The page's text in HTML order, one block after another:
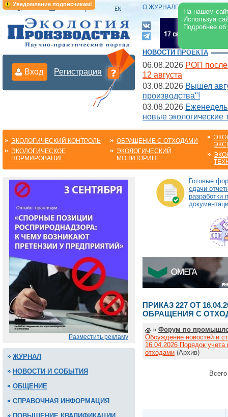
Уведомление подписчикам!
На нашем
Используя
Подробнее
О ЖУРНАЛЕ |
Вход Регистрация
НОВОСТИ ПРОЕКТА
06.08.2026 РОП после
12 августа
03.08.2026 Вышел
производства"!
03.08.2026
новые экологические
ЭКОЛОГИЧЕСКИЙ КОНТРОЛЬ
ЭКОЛОГИЧЕСКОЕ
НОРМИРОВАНИЕ
ОБРАЩЕНИЕ С ОТХОДАМИ
ЭКОЛОГИЧЕСКИЙ
МОНИТОРИНГ
Разместить рекламу
ЖУРНАЛ
НОВОСТИ И СОБЫТИЯ
ОБЩЕНИЕ
СПРАВОЧНАЯ ИНФОРМАЦИЯ
Готовые
сдачи
разработки
ПРИКАЗ 227 ОТ
ОБРАЩЕНИЯ С
» Форум по
Обсуждение новостей и
16.04.2026 Порядок
отходами (Архив)